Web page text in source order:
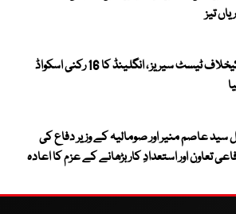
تیز
پاکستان کیخلاف ٹیسٹ سیریز ، انگلینڈ کا 16 رکنی اسکواڈ
سید عاصم منیر اور صومالیہ کے وزیر دفاع کی
تعاون اور استعدادِ کار بڑھانے کے عزم کا اعادہ